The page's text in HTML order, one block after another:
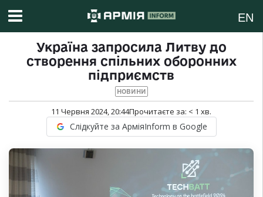
EN
Україна запросила Литву до
створення спільних оборонних
підприємств
НОВИНИ
11 Червня 2024, 20:44Прочитаєте за: < 1 хв.
Слідкуйте за АрміяInform в Google